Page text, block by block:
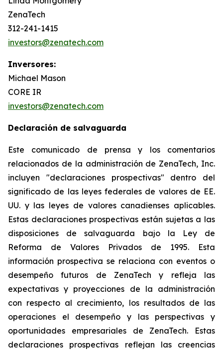
ZenaTech
312-241-1415
investors@zenatech.com
Inversores:
Michael Mason
CORE IR
investors@zenatech.com
Declaración de salvaguarda
Este comunicado de prensa y los comentarios
relacionados de la administración de ZenaTech, Inc.
incluyen "declaraciones prospectivas" dentro del
significado de las leyes federales de valores de EE.
UU. y las leyes de valores canadienses aplicables.
Estas declaraciones prospectivas están sujetas a las
disposiciones de salvaguarda bajo la Ley de
Reforma de Valores Privados de 1995. Esta
información prospectiva se relaciona con eventos o
desempeño futuros de ZenaTech y refleja las
expectativas y proyecciones de la administración
con respecto al crecimiento, los resultados de las
operaciones el desempeño y las perspectivas y
oportunidades empresariales de ZenaTech. Estas
declaraciones prospectivas reflejan las creencias